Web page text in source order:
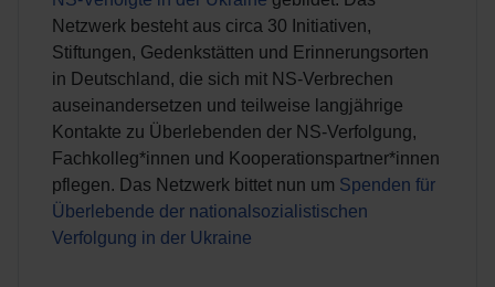
Netzwerk besteht aus circa 30 Initiativen,
Stiftungen, Gedenkstätten und Erinnerungsorten
in Deutschland, die sich mit NS-Verbrechen
auseinandersetzen und teilweise langjährige
Kontakte zu Überlebenden der NS-Verfolgung,
Fachkolleg*innen und Kooperationspartner*innen
pflegen. Das Netzwerk bittet nun um Spenden für
Überlebende der nationalsozialistischen
Verfolgung in der Ukraine